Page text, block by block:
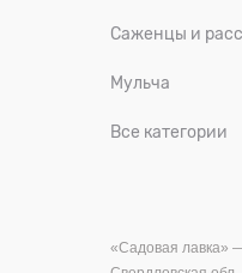
Саженцы и
Мульча
Все категории
«Садовая лавка»